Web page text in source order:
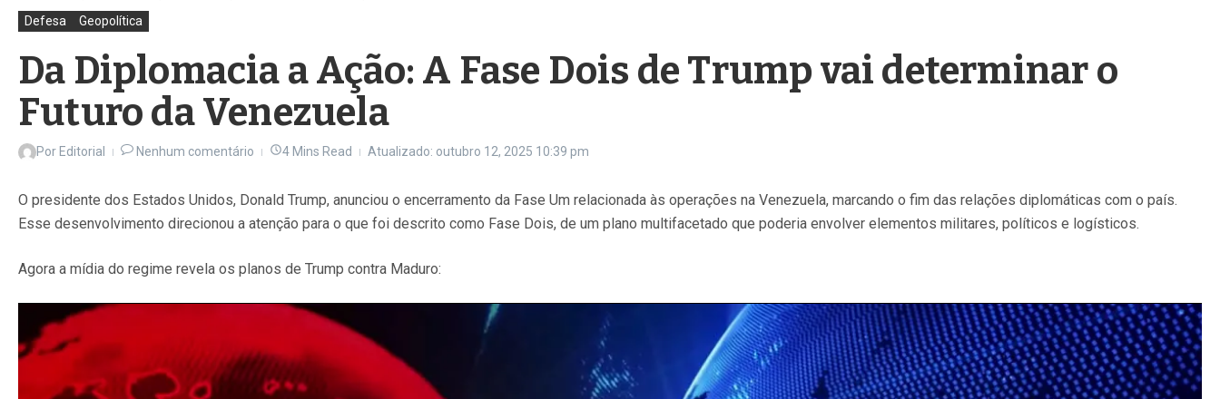
Defesa Geopolítica
Da Diplomacia a Ação: A Fase Dois de Trump vai determinar o
Futuro da Venezuela
Por Editorial Nenhum comentário 4 Mins Read Atualizado: outubro 12, 2025 10:39 pm
O presidente dos Estados Unidos, Donald Trump, anunciou o encerramento da Fase Um relacionada às operações na Venezuela, marcando o fim das relações diplomáticas com o país.
Esse desenvolvimento direcionou a atenção para o que foi descrito como Fase Dois, de um plano multifacetado que poderia envolver elementos militares, políticos e logísticos.
Agora a mídia do regime revela os planos de Trump contra Maduro: